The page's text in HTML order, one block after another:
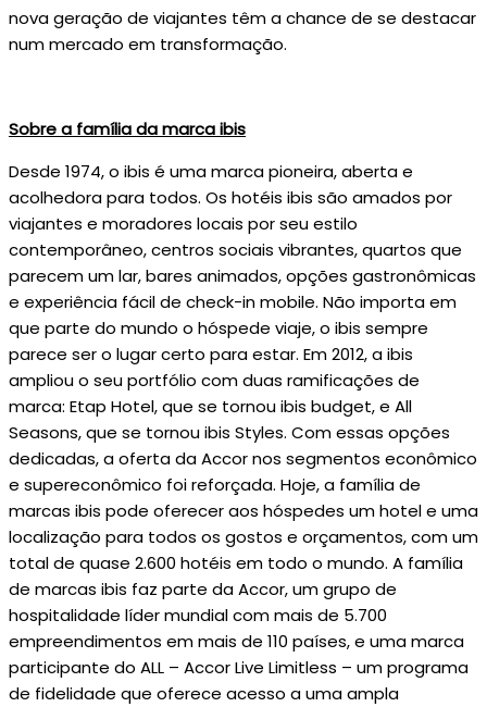
nova geração de viajantes têm a chance de se destacar
num mercado em transformação.
Sobre a família da marca ibis
Desde 1974, o ibis é uma marca pioneira, aberta e
acolhedora para todos. Os hotéis ibis são amados por
viajantes e moradores locais por seu estilo
contemporâneo, centros sociais vibrantes, quartos que
parecem um lar, bares animados, opções gastronômicas
e experiência fácil de check-in mobile. Não importa em
que parte do mundo o hóspede viaje, o ibis sempre
parece ser o lugar certo para estar. Em 2012, a ibis
ampliou o seu portfólio com duas ramificações de
marca: Etap Hotel, que se tornou ibis budget, e All
Seasons, que se tornou ibis Styles. Com essas opções
dedicadas, a oferta da Accor nos segmentos econômico
e supereconômico foi reforçada. Hoje, a família de
marcas ibis pode oferecer aos hóspedes um hotel e uma
localização para todos os gostos e orçamentos, com um
total de quase 2.600 hotéis em todo o mundo. A família
de marcas ibis faz parte da Accor, um grupo de
hospitalidade líder mundial com mais de 5.700
empreendimentos em mais de 110 países, e uma marca
participante do ALL – Accor Live Limitless – um programa
de fidelidade que oferece acesso a uma ampla